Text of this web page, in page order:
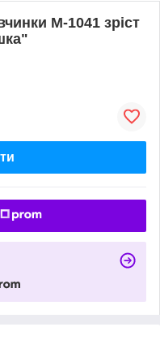
М-1041 зріст